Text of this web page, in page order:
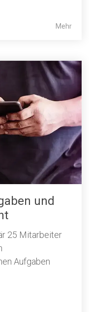
Mehr
und
25 Mitarbeiter
Aufgaben